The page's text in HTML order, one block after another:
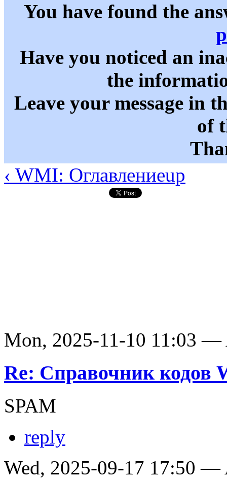
You have found the
Have you noticed an
the
Leave your message in
of
‹ WMI: Оглавлениеup
Mon, 2025-11-10 11:03 —
Re: Справочник кодов
SPAM
reply
Wed, 2025-09-17 17:50 —